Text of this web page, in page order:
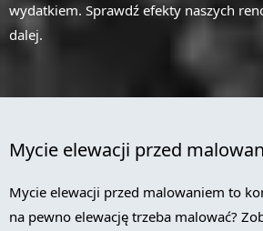
wydatkiem. Sprawdź efekty naszych
dalej.
Mycie elewacji przed
Mycie elewacji przed malowaniem to
na pewno elewację trzeba malować?